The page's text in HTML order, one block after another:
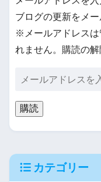
ブログの更新をメー
※メールアドレスは
れません。購読の解
購読
カテゴリー